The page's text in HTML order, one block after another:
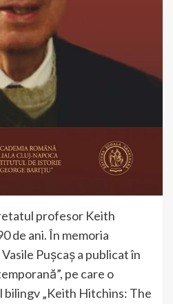
profesor Keith
de ani. În memoria
Pușcaș a publicat în
pe care o
bilingv „Keith Hitchins: The